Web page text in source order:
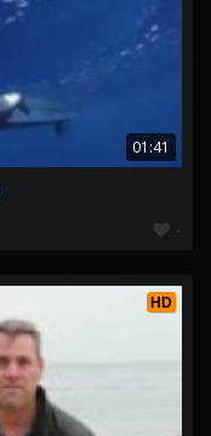
01:41
-
HD